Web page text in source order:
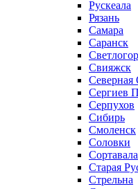
Рускеала
Рязань
Самара
Саранск
Свияжск
Северная
Сергиев
Серпухов
Сибирь
Смоленск
Соловки
Сортавала
Старая
Стрельна